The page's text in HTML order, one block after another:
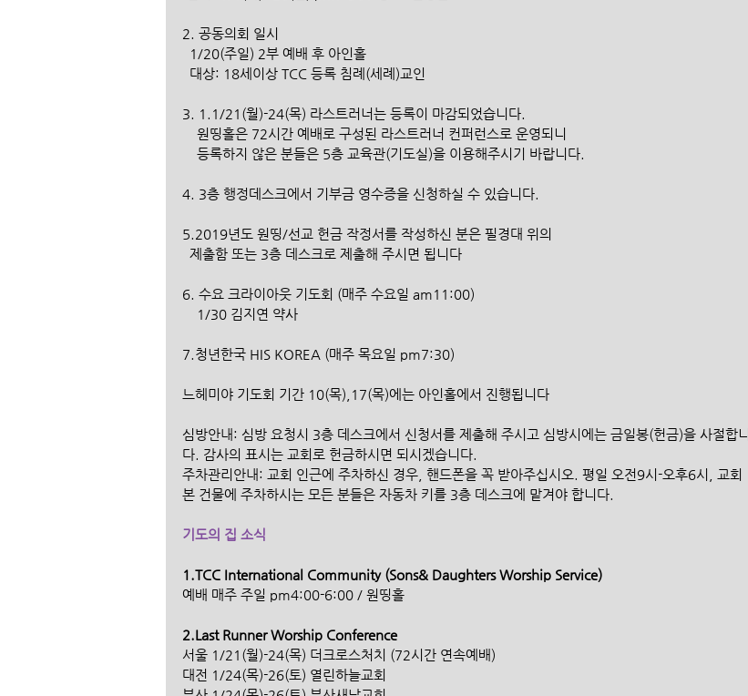
2. 공동의회 일시
  1/20(주일) 2부 예배 후 아인홀
  대상: 18세이상 TCC 등록 침례(세례)교인
3. 1.1/21(월)-24(목) 라스트러너는 등록이 마감되었습니다.
    원띵홀은 72시간 예배로 구성된 라스트러너 컨퍼런스로 운영되니
    등록하지 않은 분들은 5층 교육관(기도실)을 이용해주시기 바랍니다.
4. 3층 행정데스크에서 기부금 영수증을 신청하실 수 있습니다.
5.2019년도 원띵/선교 헌금 작정서를 작성하신 분은 필경대 위의
  제출함 또는 3층 데스크로 제출해 주시면 됩니다
6. 수요 크라이아웃 기도회 (매주 수요일 am11:00)
    1/30 김지연 약사
7.청년한국 HIS KOREA (매주 목요일 pm7:30)
느헤미야 기도회 기간 10(목),17(목)에는 아인홀에서 진행됩니다
심방안내: 심방 요청시 3층 데스크에서 신청서를 제출해 주시고 심방시에는 금일봉(헌금)을 사절합니
다. 감사의 표시는 교회로 헌금하시면 되시겠습니다.
주차관리안내: 교회 인근에 주차하신 경우, 핸드폰을 꼭 받아주십시오. 평일 오전9시-오후6시, 교회
본 건물에 주차하시는 모든 분들은 자동차 키를 3층 데스크에 맡겨야 합니다.
기도의 집 소식
1.TCC International Community (Sons& Daughters Worship Service)
예배 매주 주일 pm4:00-6:00 / 원띵홀
2.Last Runner Worship Conference
서울 1/21(월)-24(목) 더크로스처치 (72시간 연속예배)
대전 1/24(목)-26(토) 열린하늘교회